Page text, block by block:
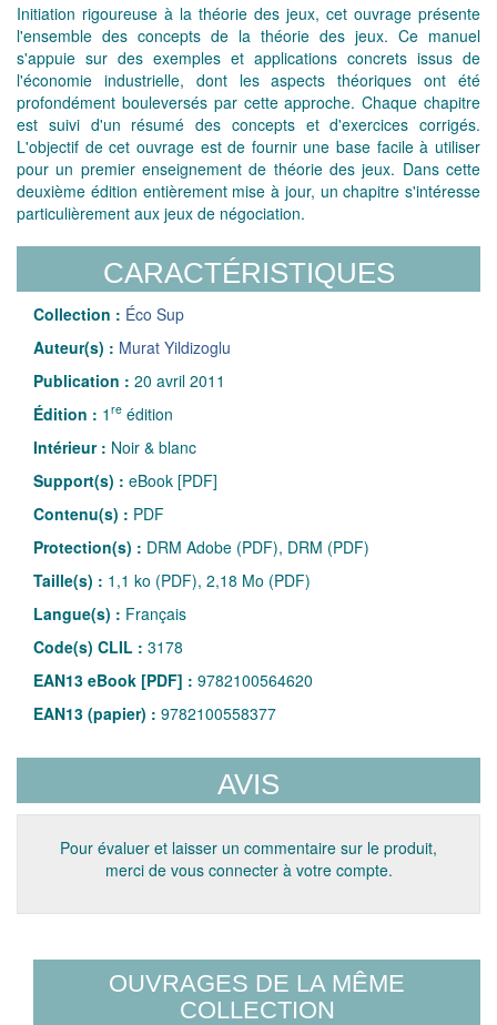
Initiation rigoureuse à la théorie des jeux, cet ouvrage présente
l'ensemble des concepts de la théorie des jeux. Ce manuel
s'appuie sur des exemples et applications concrets issus de
l'économie industrielle, dont les aspects théoriques ont été
profondément bouleversés par cette approche. Chaque chapitre
est suivi d'un résumé des concepts et d'exercices corrigés.
L'objectif de cet ouvrage est de fournir une base facile à utiliser
pour un premier enseignement de théorie des jeux. Dans cette
deuxième édition entièrement mise à jour, un chapitre s'intéresse
particulièrement aux jeux de négociation.
CARACTÉRISTIQUES
Collection : Éco Sup
Auteur(s) : Murat Yildizoglu
Publication : 20 avril 2011
Édition : 1 re édition
Intérieur : Noir & blanc
Support(s) : eBook [PDF]
Contenu(s) : PDF
Protection(s) : DRM Adobe (PDF), DRM (PDF)
Taille(s) : 1,1 ko (PDF), 2,18 Mo (PDF)
Langue(s) : Français
Code(s) CLIL : 3178
EAN13 eBook [PDF] : 9782100564620
EAN13 (papier) : 9782100558377
AVIS
Pour évaluer et laisser un commentaire sur le produit,
merci de vous connecter à votre compte.
OUVRAGES DE LA MÊME
COLLECTION